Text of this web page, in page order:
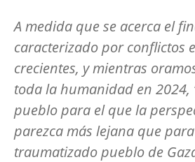
A medida que se acerca el
caracterizado por conflictos
crecientes, y mientras
toda la humanidad en 2024,
pueblo para el que la
parezca más lejana que
traumatizado pueblo de